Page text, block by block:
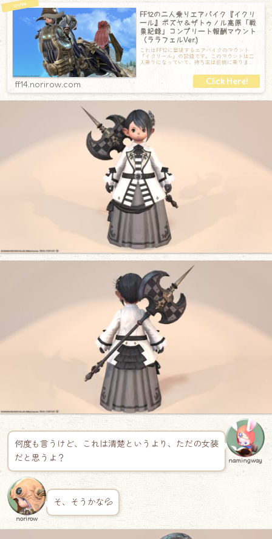
FF12の二人乗りエアバイク『イクリ
ール』ボズヤ＆ザトゥノル高原「戦
果記録」コンプリート報酬マウント
（ララフェルVer.)
これはFF12に登場するエアバイクのマウント
『イクリール』の記録です。このマウントは二
人乗りになっていて、持ち主は前側に乗りま
ff14.norirow.com
何度も言うけど、これは清楚というより、ただの女装
だと思うよ？
namingway
norirow
そ、そうかな💦